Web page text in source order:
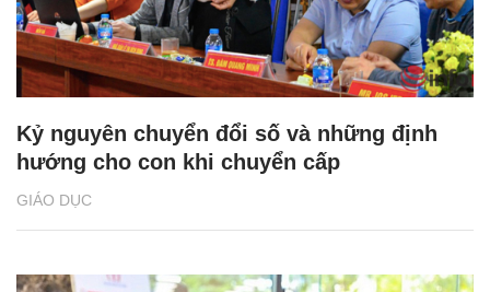
GIÁO DỤC
Kỷ nguyên chuyển đổi số và những định
hướng cho con khi chuyển cấp